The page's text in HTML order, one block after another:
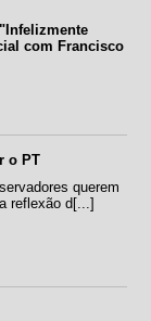
com Francisco
o PT
querem
reflexão d[...]